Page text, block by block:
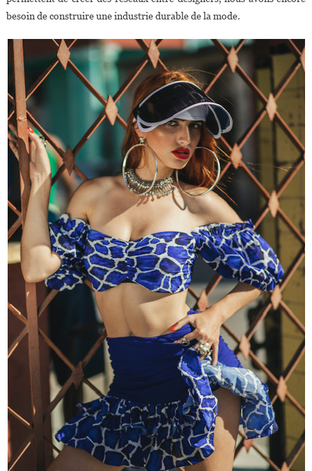
besoin de construire une industrie durable de la mode.